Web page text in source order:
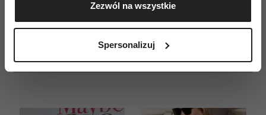
geograficznej z dokładnością nawet do kilku metrów
Identyfikować Twoje urządzenie, aktywnie
(fingerprinting, czyli wirtualny odcisk palca)
zmienić lub wycofać swoją zgodę w dowolnej chwili.
Zezwól na wszystkie
Spersonalizuj
E-WYDANIE